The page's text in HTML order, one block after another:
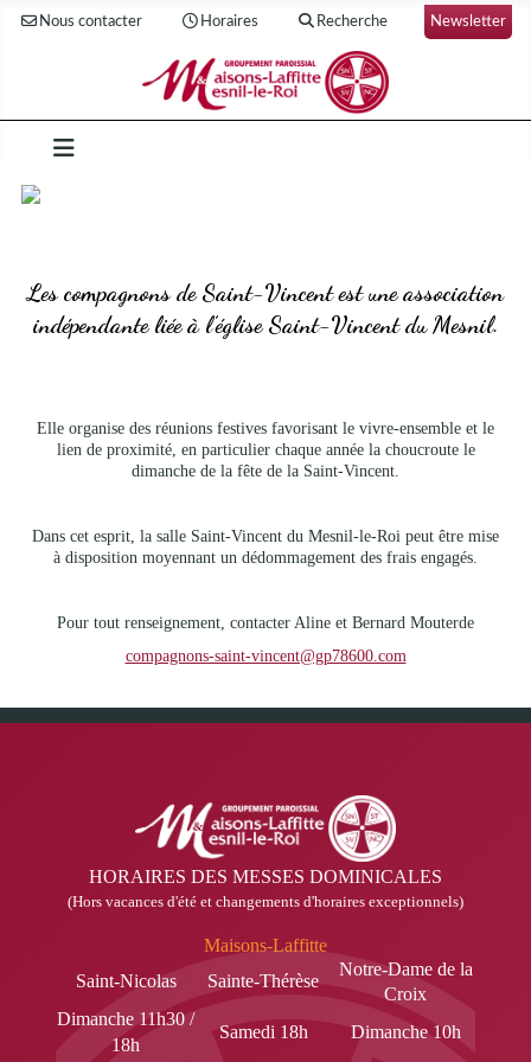
Nous contacter Horaires Recherche Newsletter
Les compagnons de Saint-Vincent est une association
indépendante liée à l’église Saint-Vincent du Mesnil.
Elle organise des réunions festives favorisant le vivre-ensemble et le
lien de proximité, en particulier chaque année la choucroute le
dimanche de la fête de la Saint-Vincent.
Dans cet esprit, la salle Saint-Vincent du Mesnil-le-Roi peut être mise
à disposition moyennant un dédommagement des frais engagés.
Pour tout renseignement, contacter Aline et Bernard Mouterde
compagnons-saint-vincent@gp78600.com
HORAIRES DES MESSES DOMINICALES
(Hors vacances d'été et changements d'horaires exceptionnels)
Maisons-Laffitte
Saint-Nicolas
Sainte-Thérèse
Notre-Dame de la
Croix
Dimanche 11h30 /
18h
Samedi 18h Dimanche 10h